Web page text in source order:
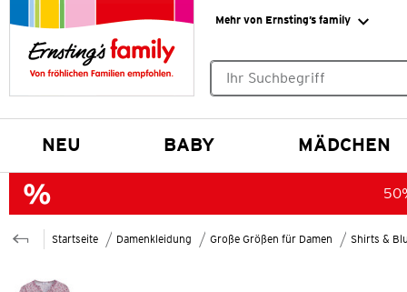
Mehr von Ernsting’s family
NEU BABY MÄDCHEN
Startseite Damenkleidung Große Größen für Damen Shirts &